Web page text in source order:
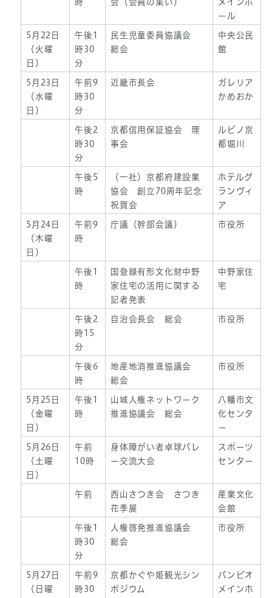
時
会（会員の集い）
メインホ
ール
5月22日
（火曜
日）
午後1
時30
分
民生児童委員協議会
総会
中央公民
館
5月23日
（水曜
日）
午前9
時30
分
近畿市長会
ガレリア
かめおか
午後2
時30
分
京都信用保証協会 理
事会
ルビノ京
都堀川
午後5
時
（一社）京都府建設業
協会 創立70周年記念
祝賀会
ホテルグ
ランヴィ
ア
5月24日
（木曜
日）
午前9
時
庁議（幹部会議） 市役所
午後1
時
国登録有形文化財中野
家住宅の活用に関する
記者発表
中野家住
宅
午後2
時15
分
自治会長会 総会 市役所
午後6
時
地産地消推進協議会
総会
市役所
5月25日
（金曜
日）
午後1
時
山城人権ネットワーク
推進協議会 総会
八幡市文
化センタ
ー
5月26日
（土曜
日）
午前
10時
身体障がい者卓球バレ
ー交流大会
スポーツ
センター
午前
西山さつき会 さつき
花季展
産業文化
会館
午後1
時30
分
人権啓発推進協議会
総会
市役所
5月27日
（日曜
午前9
時30
京都かぐや姫観光シン
ポジウム
バンビオ
メインホ